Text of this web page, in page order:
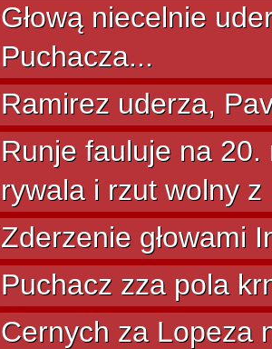
Głową niecelnie
Puchacza...
Ramirez uderza,
Runje fauluje na
rywala i rzut wolny z
Zderzenie głowami
Puchacz zza pola
Cernych za Lopeza